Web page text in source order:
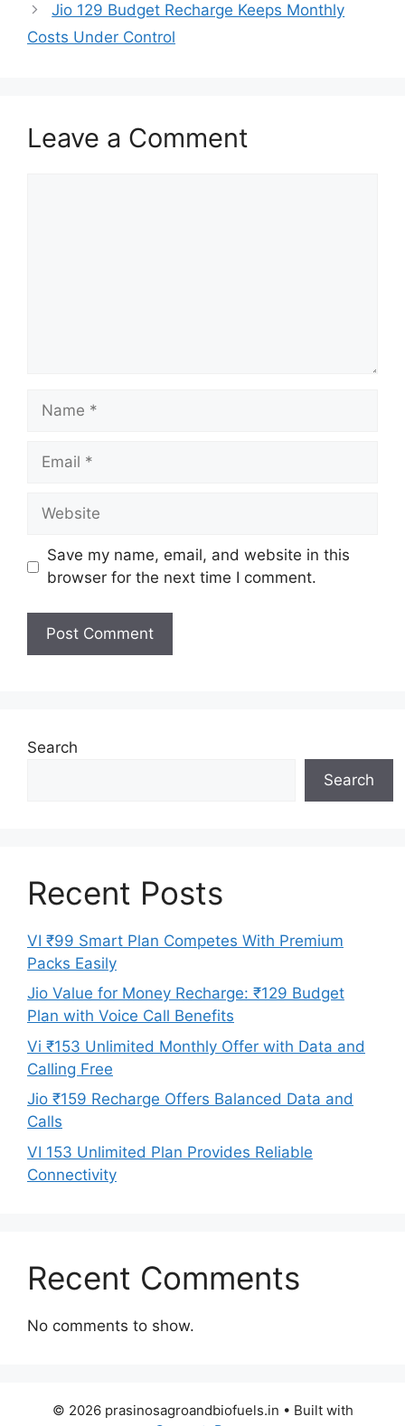
Jio 129 Budget Recharge Keeps Monthly
Costs Under Control
Leave a Comment
Name
Email
Website
Save my name, email, and website in this
browser for the next time I comment.
Search
Search
Recent Posts
VI ₹99 Smart Plan Competes With Premium
Packs Easily
Jio Value for Money Recharge: ₹129 Budget
Plan with Voice Call Benefits
Vi ₹153 Unlimited Monthly Offer with Data and
Calling Free
Jio ₹159 Recharge Offers Balanced Data and
Calls
VI 153 Unlimited Plan Provides Reliable
Connectivity
Recent Comments
No comments to show.
© 2026 prasinosagroandbiofuels.in • Built with